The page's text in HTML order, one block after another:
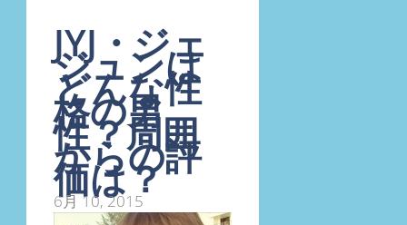
JYJ・ジェ
ジュンは
どんな性
格の男
性？周囲
からの評
価は？
6月 10, 2015